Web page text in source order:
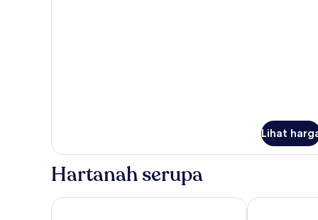
Lihat
Hartanah serupa
Swandor Hotels & Resort Topkapi Palace - AllConcorde De